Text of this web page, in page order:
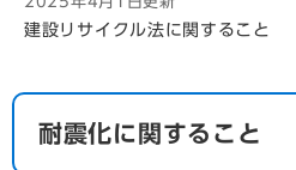
建設リサイクル法に関すること
耐震化に関すること